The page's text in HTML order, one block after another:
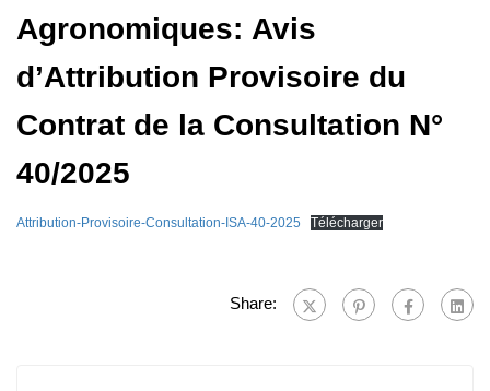
Agronomiques: Avis
d’Attribution Provisoire du
Contrat de la Consultation N°
40/2025
Attribution-Provisoire-Consultation-ISA-40-2025 Télécharger
Share: